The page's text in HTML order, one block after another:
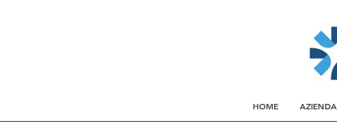
HOME AZIENDA